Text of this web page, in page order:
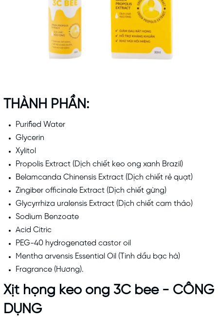
THÀNH PHẦN:
Purified Water
Glycerin
Xylitol
Propolis Extract (Dịch chiết keo ong xanh Brazil)
Belamcanda Chinensis Extract (Dịch chiết rẻ quạt)
Zingiber officinale Extract (Dịch chiết gừng)
Glycyrrhiza uralensis Extract (Dịch chiết cam thảo)
Sodium Benzoate
Acid Citric
PEG-40 hydrogenated castor oil
Mentha arvensis Essential Oil (Tinh dầu bạc hà)
Fragrance (Hương).
Xịt họng keo ong 3C bee - CÔNG
DỤNG